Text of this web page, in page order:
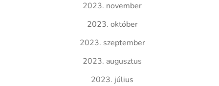
2023. november
2023. október
2023. szeptember
2023. augusztus
2023. július